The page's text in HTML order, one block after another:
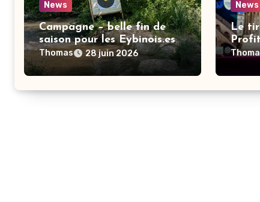
News
Campagne – belle fin de
saison pour les Eybinois.es
Thomas 28 juin 2026
News
Le tir